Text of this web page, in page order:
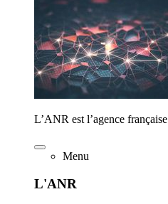
L’ANR est l’agence
Menu
L'ANR